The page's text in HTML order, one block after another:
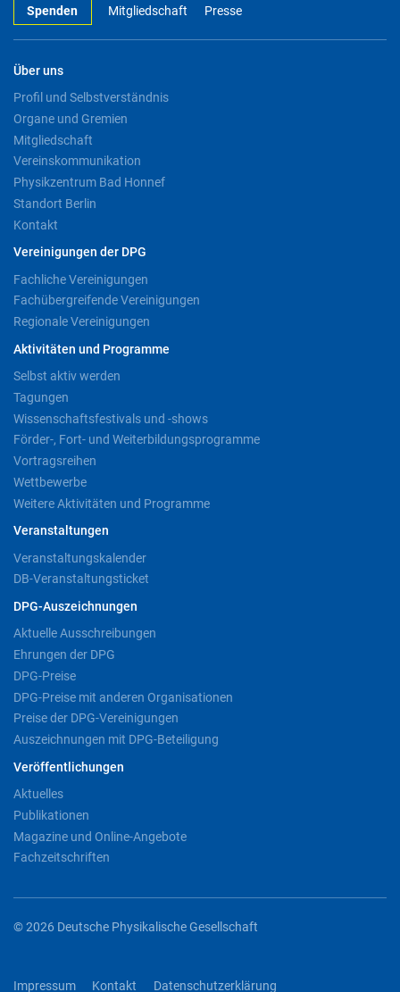
Spenden Mitgliedschaft Presse
Über uns
Profil und Selbstverständnis
Organe und Gremien
Mitgliedschaft
Vereinskommunikation
Physikzentrum Bad Honnef
Standort Berlin
Kontakt
Vereinigungen der DPG
Fachliche Vereinigungen
Fachübergreifende Vereinigungen
Regionale Vereinigungen
Aktivitäten und Programme
Selbst aktiv werden
Tagungen
Wissenschaftsfestivals und -shows
Förder-, Fort- und Weiterbildungsprogramme
Vortragsreihen
Wettbewerbe
Weitere Aktivitäten und Programme
Veranstaltungen
Veranstaltungskalender
DB-Veranstaltungsticket
DPG-Auszeichnungen
Aktuelle Ausschreibungen
Ehrungen der DPG
DPG-Preise
DPG-Preise mit anderen Organisationen
Preise der DPG-Vereinigungen
Auszeichnungen mit DPG-Beteiligung
Veröffentlichungen
Aktuelles
Publikationen
Magazine und Online-Angebote
Fachzeitschriften
© 2026 Deutsche Physikalische Gesellschaft
Impressum Kontakt Datenschutzerklärung